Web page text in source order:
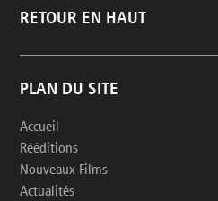
RETOUR EN HAUT
PLAN DU SITE
Accueil
Rééditions
Nouveaux Films
Actualités